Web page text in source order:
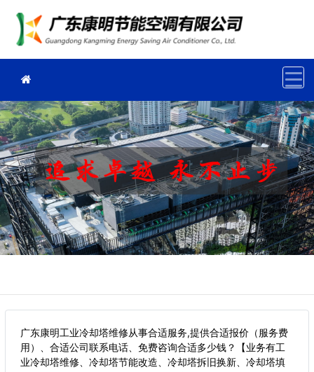
广东康明工业冷却塔维修从事合适服务,提供合适报价（服务费
用）、合适公司联系电话、免费咨询合适多少钱？【业务有工
业冷却塔维修、冷却塔节能改造、冷却塔拆旧换新、冷却塔填